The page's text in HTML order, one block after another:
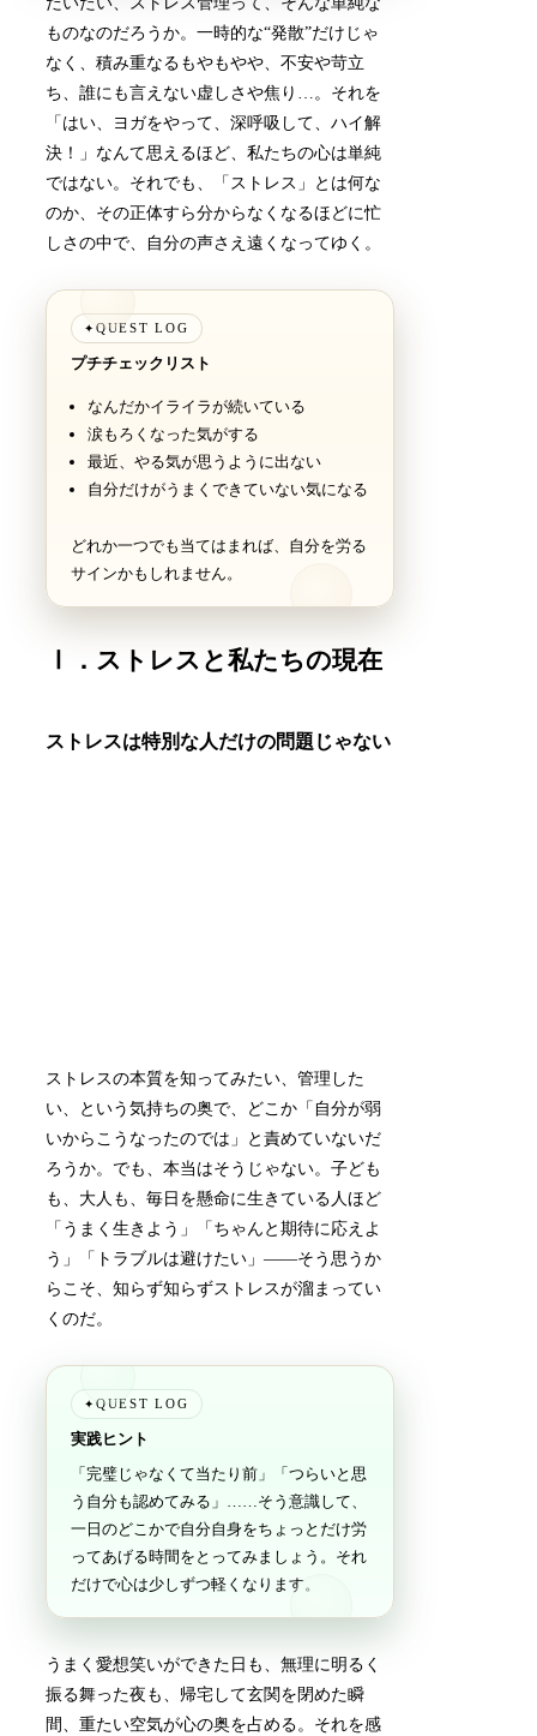
ものなのだろうか。一時的な“発散”だけじゃ
なく、積み重なるもやもやや、不安や苛立
ち、誰にも言えない虚しさや焦り…。それを
「はい、ヨガをやって、深呼吸して、ハイ解
決！」なんて思えるほど、私たちの心は単純
ではない。それでも、「ストレス」とは何な
のか、その正体すら分からなくなるほどに忙
しさの中で、自分の声さえ遠くなってゆく。
✦QUEST LOG
プチチェックリスト
なんだかイライラが続いている
涙もろくなった気がする
最近、やる気が思うように出ない
自分だけがうまくできていない気になる
どれか一つでも当てはまれば、自分を労る
サインかもしれません。
Ⅰ．ストレスと私たちの現在
ストレスは特別な人だけの問題じゃない
ストレスの本質を知ってみたい、管理した
い、という気持ちの奥で、どこか「自分が弱
いからこうなったのでは」と責めていないだ
ろうか。でも、本当はそうじゃない。子ども
も、大人も、毎日を懸命に生きている人ほど
「うまく生きよう」「ちゃんと期待に応えよ
う」「トラブルは避けたい」――そう思うか
らこそ、知らず知らずストレスが溜まってい
くのだ。
✦QUEST LOG
実践ヒント
「完璧じゃなくて当たり前」「つらいと思
う自分も認めてみる」……そう意識して、
一日のどこかで自分自身をちょっとだけ労
ってあげる時間をとってみましょう。それ
だけで心は少しずつ軽くなります。
うまく愛想笑いができた日も、無理に明るく
振る舞った夜も、帰宅して玄関を閉めた瞬
間、重たい空気が心の奥を占める。それを感